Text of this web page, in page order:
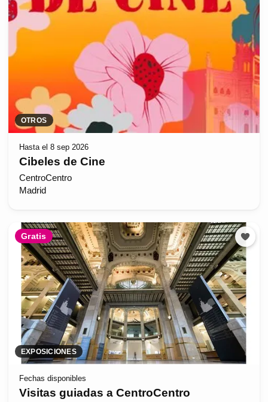
OTROS
Hasta el 8 sep 2026
Cibeles de Cine
CentroCentro
Madrid
Gratis
EXPOSICIONES
Fechas disponibles
Visitas guiadas a CentroCentro